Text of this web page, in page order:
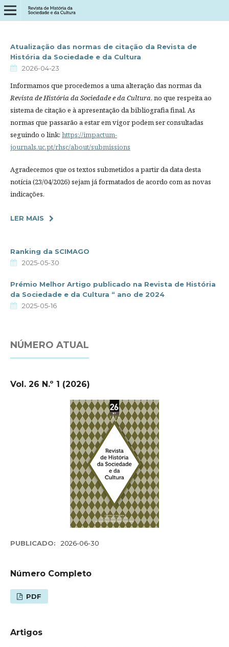
Atualização das normas de citação da Revista de
História da Sociedade e da Cultura
2026-04-23
Informamos que procedemos a uma alteração das normas da
Revista de História da Sociedade e da Cultura, no que respeita ao
sistema de citação e à apresentação da bibliografia final. As
normas que passarão a estar em vigor podem ser consultadas
seguindo o link: https://impactum-
journals.uc.pt/rhsc/about/submissions
Agradecemos que os textos submetidos a partir da data desta
notícia (23/04/2026) sejam já formatados de acordo com as novas
indicações.
LER MAIS
Ranking da SCIMAGO
2025-05-30
Prémio Melhor Artigo publicado na Revista de História
da Sociedade e da Cultura “ ano de 2024
2025-05-16
NÚMERO ATUAL
Vol. 26 N.º 1 (2026)
PUBLICADO: 2026-06-30
Número Completo
PDF
Artigos